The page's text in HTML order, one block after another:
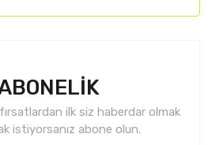
ilk siz haberdar olmak
istiyorsanız abone olun.